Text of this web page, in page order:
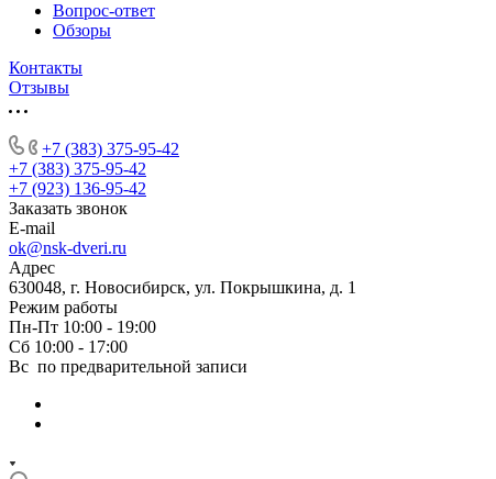
Вопрос-ответ
Обзоры
Контакты
Отзывы
+7 (383) 375-95-42
+7 (383) 375-95-42
+7 (923) 136-95-42
Заказать звонок
E-mail
ok@nsk-dveri.ru
Адрес
630048, г. Новосибирск, ул. Покрышкина, д. 1
Режим работы
Пн-Пт 10:00 - 19:00
Сб 10:00 - 17:00
Вс по предварительной записи